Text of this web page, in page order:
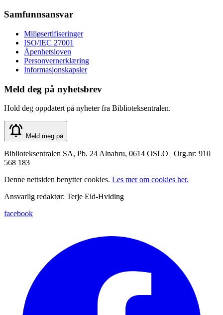
Samfunnsansvar
Miljøsertifiseringer
ISO/IEC 27001
Åpenhetsloven
Personvernerklæring
Informasjonskapsler
Meld deg på nyhetsbrev
Hold deg oppdatert på nyheter fra Biblioteksentralen.
Meld meg på
Biblioteksentralen SA, Pb. 24 Alnabru, 0614 OSLO | Org.nr: 910
568 183
Denne nettsiden benytter cookies. Les mer om cookies her.
Ansvarlig redaktør: Terje Eid-Hviding
facebook